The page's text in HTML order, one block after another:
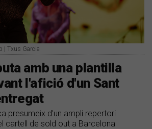
| Txus Garcia
amb una plantilla
l'afició d'un Sant
presumeix d’un ampli repertori
cartell de sold out a Barcelona